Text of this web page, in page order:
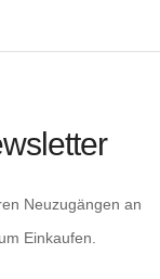
Neuzugängen an
Einkaufen.